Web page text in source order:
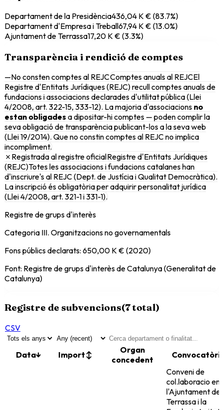
Departament de la Presidència436,04 K € (83.7%)
Departament d'Empresa i Treball67,94 K € (13.0%)
Ajuntament de Terrassa17,20 K € (3.3%)
Transparència i rendició de comptes
—No consten comptes al REJCComptes anuals al REJCEl
Registre d'Entitats Jurídiques (REJC) recull comptes anuals de
fundacions i associacions declarades d'utilitat pública (Llei
4/2008, art. 322-15, 333-12). La majoria d'associacions no
estan obligades a dipositar-hi comptes — poden complir la
seva obligació de transparència publicant-los a la seva web
(Llei 19/2014). Que no constin comptes al REJC no implica
incompliment.
✗ Registrada al registre oficialRegistre d'Entitats Jurídiques
(REJC)Totes les associacions i fundacions catalanes han
d'inscriure's al REJC (Dept. de Justícia i Qualitat Democràtica).
La inscripció és obligatòria per adquirir personalitat jurídica
(Llei 4/2008, art. 321-1 i 331-1).
Registre de grups d'interès
Categoria III. Organitzacions no governamentals
Fons públics declarats: 650,00 K € (2020)
Font: Registre de grups d'interès de Catalunya (Generalitat de
Catalunya)
Registre de subvencions(7total)
CSV
Data↓ Import↕
Organ
concedent
Conveni de
col.laboracio
l'Ajuntament de
Terrassa i la